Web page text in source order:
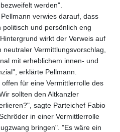
werden".
verwies darauf, dass
und persönlich eng
wirkt der Verweis auf
Vermittlungsvorschlag,
mit erheblichem innen- und
erklärte Pellmann.
für eine Vermittlerrolle des
sollten den Altkanzler
sagte Parteichef Fabio
in einer Vermittlerrolle
bringen". "Es wäre ein